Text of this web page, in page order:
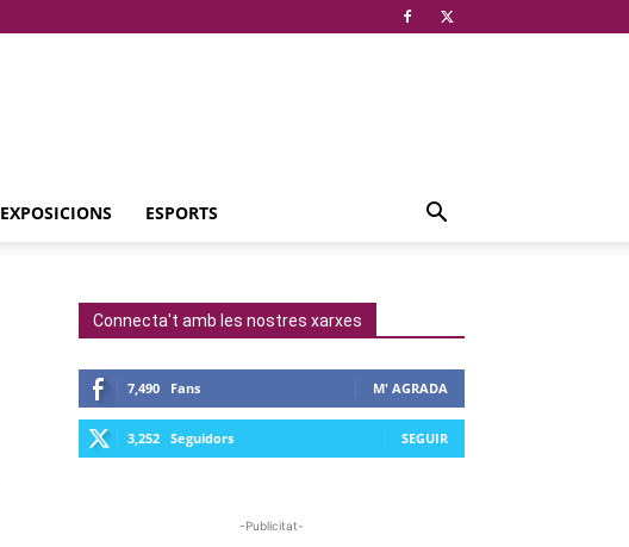
EXPOSICIONS ESPORTS
Connecta't amb les nostres xarxes
7,490 Fans M' AGRADA
3,252 Seguidors SEGUIR
-Publicitat-